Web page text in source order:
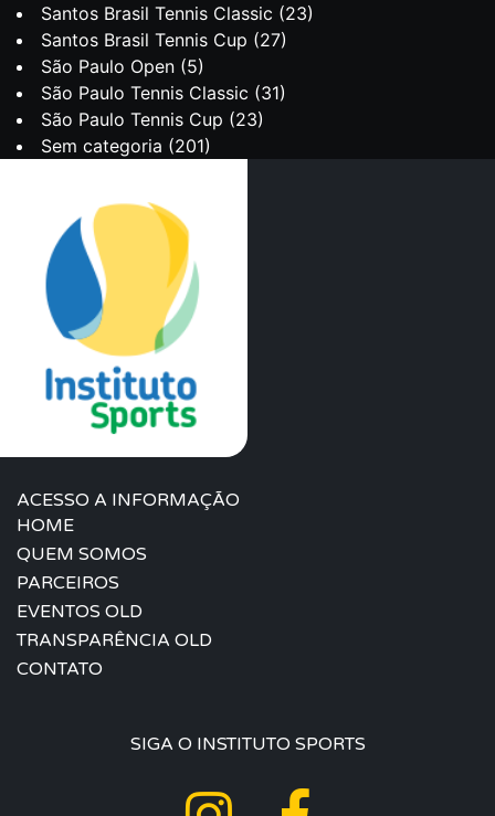
Santos Brasil Tennis Classic (23)
Santos Brasil Tennis Cup (27)
São Paulo Open (5)
São Paulo Tennis Classic (31)
São Paulo Tennis Cup (23)
Sem categoria (201)
ACESSO A INFORMAÇÃO
HOME
QUEM SOMOS
PARCEIROS
EVENTOS OLD
TRANSPARÊNCIA OLD
CONTATO
SIGA O INSTITUTO SPORTS